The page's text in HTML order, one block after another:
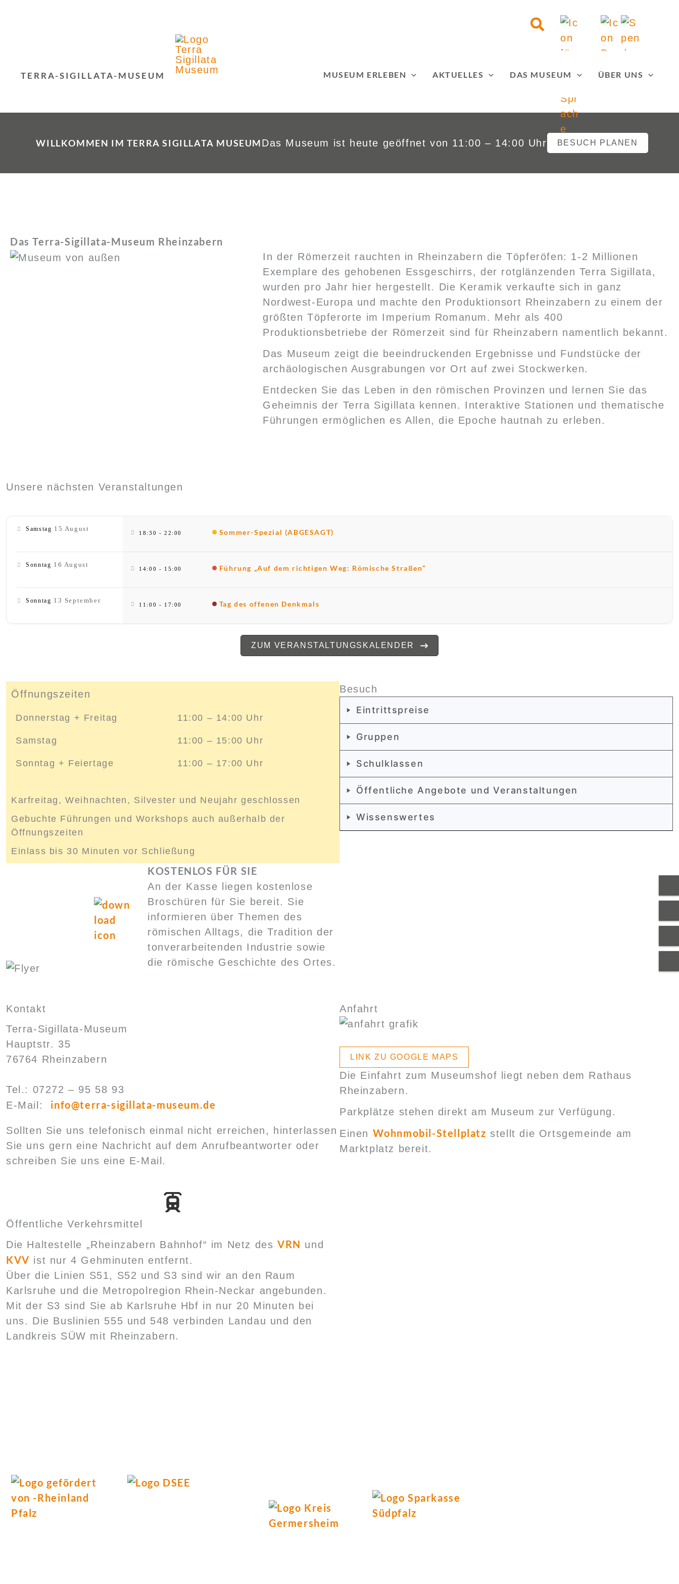
Suchen
TERRA-SIGILLATA-MUSEUM MUSEUM ERLEBEN AKTUELLES DAS MUSEUM ÜBER UNS
WILLKOMMEN IM TERRA SIGILLATA MUSEUMDas Museum ist heute geöffnet von 11:00 – 14:00 Uhr BESUCH PLANEN
Das Terra-Sigillata-Museum Rheinzabern
In der Römerzeit rauchten in Rheinzabern die Töpferöfen: 1-2 Millionen
Exemplare des gehobenen Essgeschirrs, der rotglänzenden Terra Sigillata,
wurden pro Jahr hier hergestellt. Die Keramik verkaufte sich in ganz
Nordwest-Europa und machte den Produktionsort Rheinzabern zu einem der
größten Töpferorte im Imperium Romanum. Mehr als 400
Produktionsbetriebe der Römerzeit sind für Rheinzabern namentlich bekannt.
Das Museum zeigt die beeindruckenden Ergebnisse und Fundstücke der
archäologischen Ausgrabungen vor Ort auf zwei Stockwerken.
Entdecken Sie das Leben in den römischen Provinzen und lernen Sie das
Geheimnis der Terra Sigillata kennen. Interaktive Stationen und thematische
Führungen ermöglichen es Allen, die Epoche hautnah zu erleben.
Unsere nächsten Veranstaltungen
Samstag 15 August
18:30 -22:00 Sommer-Spezial (ABGESAGT)
Sonntag 16 August
14:00 - 15:00 Führung „Auf dem richtigen Weg: Römische Straßen“
Sonntag 13 September
11:00 - 17:00 Tag des offenen Denkmals
ZUM VERANSTALTUNGSKALENDER
Öffnungszeiten
Donnerstag + Freitag 11:00 – 14:00 Uhr
Samstag 11:00 – 15:00 Uhr
Sonntag + Feiertage 11:00 – 17:00 Uhr
Karfreitag, Weihnachten, Silvester und Neujahr geschlossen
Gebuchte Führungen und Workshops auch außerhalb der
Öffnungszeiten
Einlass bis 30 Minuten vor Schließung
KOSTENLOS FÜR SIE
An der Kasse liegen kostenlose
Broschüren für Sie bereit. Sie
informieren über Themen des
römischen Alltags, die Tradition der
tonverarbeitenden Industrie sowie
die römische Geschichte des Ortes.
Besuch
Eintrittspreise
Gruppen
Schulklassen
Öffentliche Angebote und Veranstaltungen
Wissenswertes
Kontakt
Terra-Sigillata-Museum
Hauptstr. 35
76764 Rheinzabern
Tel.: 07272 – 95 58 93
E-Mail: info@terra-sigillata-museum.de
Sollten Sie uns telefonisch einmal nicht erreichen, hinterlassen
Sie uns gern eine Nachricht auf dem Anrufbeantworter oder
schreiben Sie uns eine E-Mail.
Öffentliche Verkehrsmittel
Die Haltestelle „Rheinzabern Bahnhof“ im Netz des VRN und
KVV ist nur 4 Gehminuten entfernt.
Über die Linien S51, S52 und S3 sind wir an den Raum
Karlsruhe und die Metropolregion Rhein-Neckar angebunden.
Mit der S3 sind Sie ab Karlsruhe Hbf in nur 20 Minuten bei
uns. Die Buslinien 555 und 548 verbinden Landau und den
Landkreis SÜW mit Rheinzabern.
Anfahrt
LINK ZU GOOGLE MAPS
Die Einfahrt zum Museumshof liegt neben dem Rathaus
Rheinzabern.
Parkplätze stehen direkt am Museum zur Verfügung.
Einen Wohnmobil-Stellplatz stellt die Ortsgemeinde am
Marktplatz bereit.